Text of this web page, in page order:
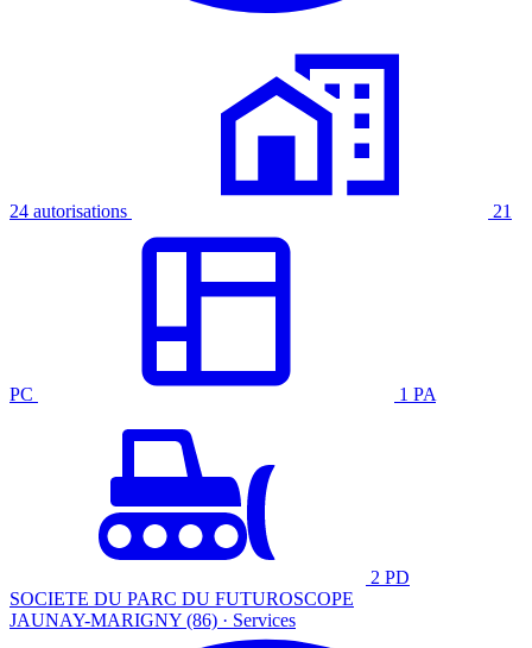
24 autorisations 21
PC 1 PA
2 PD
SOCIETE DU PARC DU FUTUROSCOPE
JAUNAY-MARIGNY (86) · Services